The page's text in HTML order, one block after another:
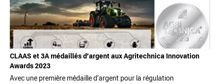
CLAAS et 3A médaillés d’argent aux Agritechnica Innovation
Awards 2023
Avec une première médaille d’argent pour la régulation